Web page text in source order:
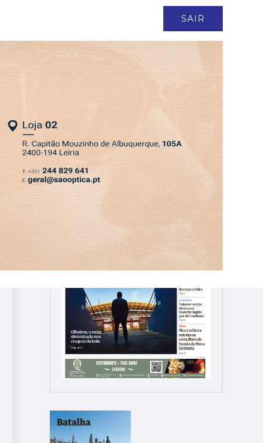
SAIR
DEPRESSÃO KRISTIN
EDIÇÃO 6 AGO 2026